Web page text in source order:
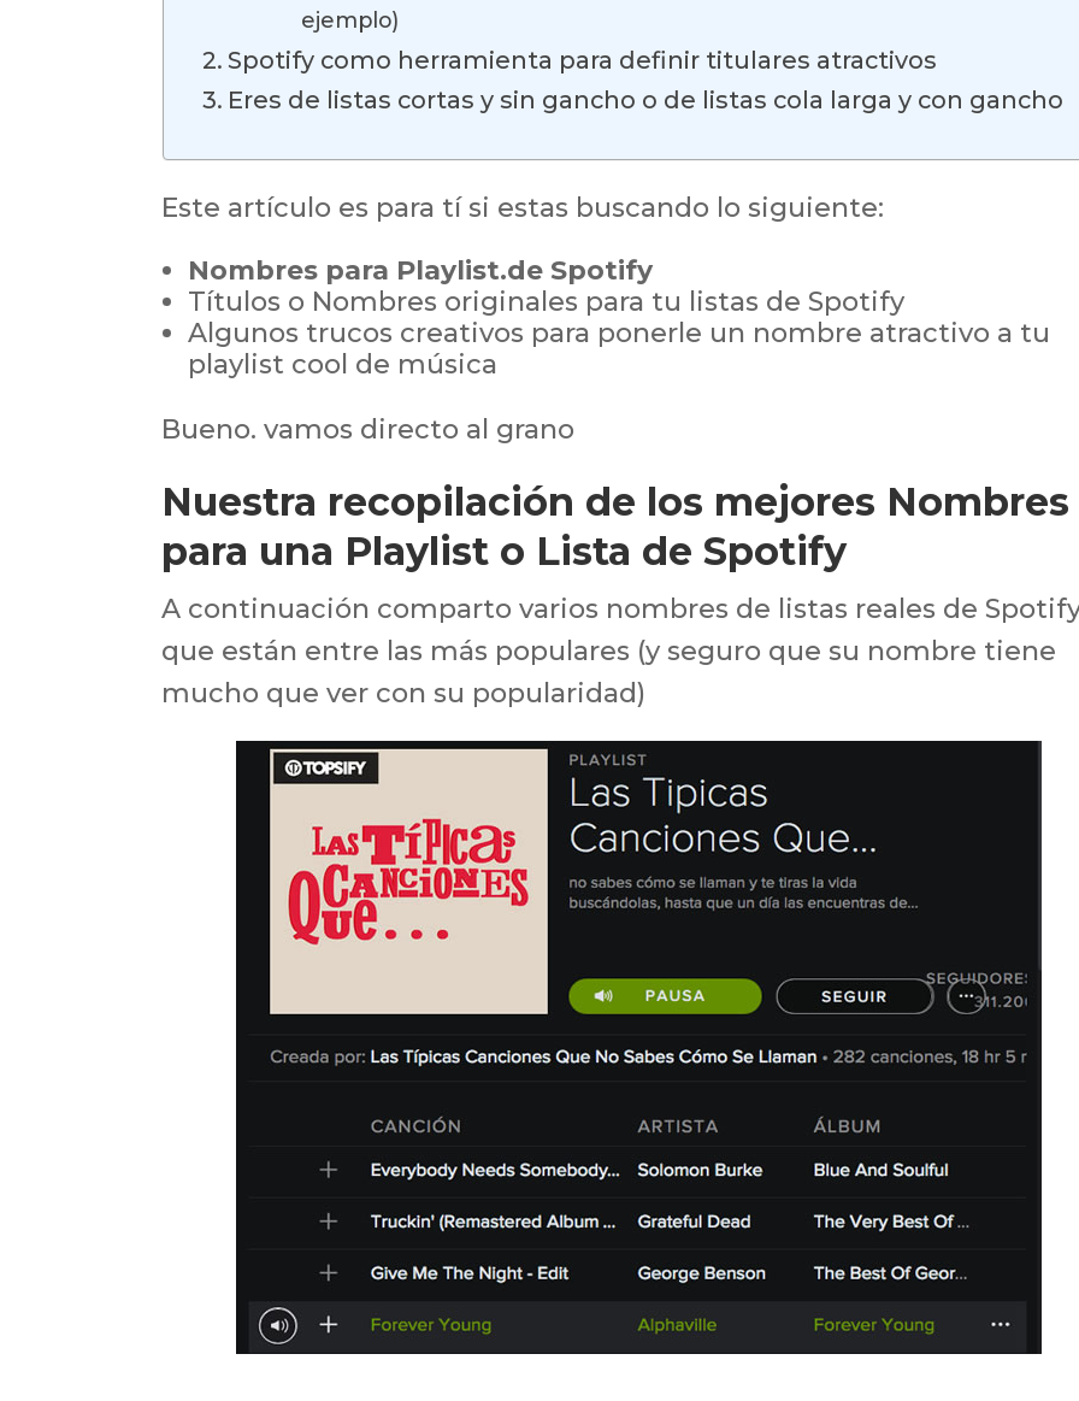
ejemplo)
Spotify como herramienta para definir titulares atractivos
Eres de listas cortas y sin gancho o de listas cola larga y con gancho
Este artículo es para tí si estas buscando lo siguiente:
Nombres para Playlist.de Spotify
Títulos o Nombres originales para tu listas de Spotify
Algunos trucos creativos para ponerle un nombre atractivo a tu
playlist cool de música
Bueno. vamos directo al grano
Nuestra recopilación de los mejores Nombres
para una Playlist o Lista de Spotify
A continuación comparto varios nombres de listas reales de
que están entre las más populares (y seguro que su nombre tiene
mucho que ver con su popularidad)